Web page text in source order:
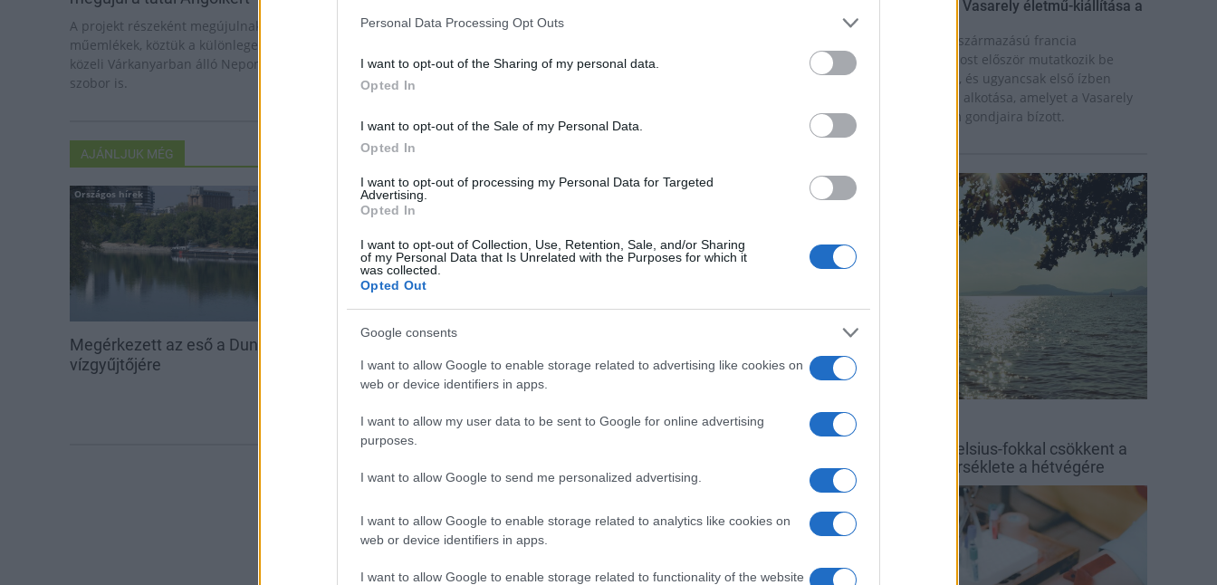
Personal Data Processing Opt Outs
I want to opt-out of the Sharing of my personal data.
Opted In
I want to opt-out of the Sale of my Personal Data.
Opted In
I want to opt-out of processing my Personal Data for Targeted
Advertising.
Opted In
I want to opt-out of Collection, Use, Retention, Sale, and/or Sharing
of my Personal Data that Is Unrelated with the Purposes for which it
was collected.
Opted Out
Google consents
I want to allow Google to enable storage related to advertising like cookies on
web or device identifiers in apps.
I want to allow my user data to be sent to Google for online advertising
purposes.
I want to allow Google to send me personalized advertising.
I want to allow Google to enable storage related to analytics like cookies on
web or device identifiers in apps.
I want to allow Google to enable storage related to functionality of the website
A projekt részeként megújulnak a területen található
műemlékek, köztük a különleges Műromok, valamint a
közeli Várkanyarban álló Nepomuki Szent János híd és
szobor is.
be a Flórián téri felüljárón
AJÁNLJUK MÉG
Országos hírek
Megérkezett az eső a Duna
vízgyűjtőjére
Amire többmillióan vártunk:
szombattól másodfokúra
csökken a riasztás
továbbképzésekkel erősít a Gál
Ferenc Egyetem
zínekben élt élet - Claire Vasarely életmű-kiállítása a
Múzeum Galériában
Claire Vasarely, a magyar származású francia
alkotóművész életműve most először mutatkozik be
önállóan Magyarországon, és ugyancsak első ízben
látható együtt valamennyi alkotása, amelyet a Vasarely
házaspár a pécsi múzeum gondjaira bízott.
Országos hírek
időjárás Balaton
Egy hét alatt közel 6 Celsius-fokkal csökkent a
Balaton vizének hőmérséklete a hétvégére
Országos hírek